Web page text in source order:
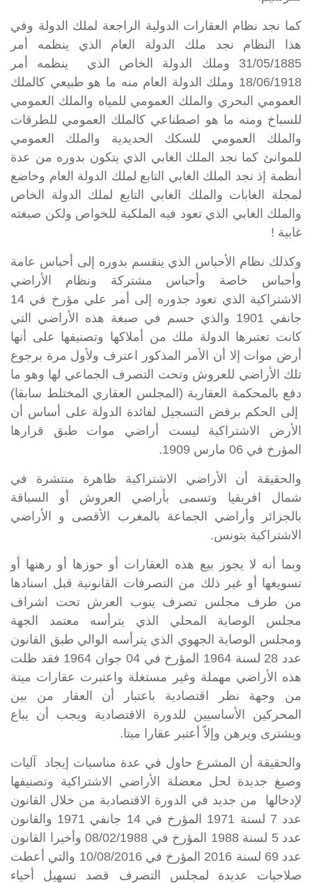
كما نجد نظام العقارات الدولية الراجعة لملك الدولة وفي
هذا النظام نجد ملك الدولة العام الذي ينظمه
أمر
31/05/1885 وملك الدولة الخاص الذي ينظمه أمر
18/06/1918 وملك الدولة العام منه ما هو طبيعي كالملك
العمومي البحري والملك العمومي للمياه والملك العمومي
للسباخ ومنه ما هو اصطناعي كالملك العمومي للطرقات
والملك العمومي للسكك الحديدية والملك العمومي
للموانئ كما نجد الملك الغابي الذي يتكون بدوره من عدة
أنظمة إذ نجد الملك الغابي التابع لملك الدولة العام وخاضع
لمجلة الغابات والملك الغابي التابع لملك الدولة الخاص
والملك الغابي الذي تعود فيه الملكية للخواص ولكن صبغته
غابية !
وكذلك نظام الأحباس الذي ينقسم بدوره إلى أحباس عامة
وأحباس خاصة وأحباس مشتركة ونظام الأراضي
الاشتراكية الذي تعود جذوره إلى أمر علي مؤرخ في 14
جانفي 1901 والذي حسم في صبغة هذه الأراضي التي
كانت تعتبرها الدولة ملك من أملاكها وتصنيفها على أنها
أرض موات إلا أن الأمر المذكور اعترف ولأول مرة برجوع
تلك الأراضي للعروش وتحت التصرف الجماعي لها وهو ما
دفع بالمحكمة العقارية (المجلس العقاري المختلط سابقا)
إلى الحكم برفض التسجيل لفائدة الدولة على أساس أن
الأرض الاشتراكية ليست أراضي موات طبق قرارها
المؤرخ في 06 مارس 1909.
والحقيقة أن الأراضي الاشتراكية ظاهرة منتشرة في
شمال افريقيا وتسمى بأراضي العروش أو السباقة
بالجزائر وأراضي الجماعة بالمغرب الأقصى و الأراضي
الاشتراكية بتونس.
وبما أنه لا يجوز بيع هذه العقارات أو حوزها أو رهنها أو
تسويغها أو غير ذلك من التصرفات القانونية قبل اسنادها
من طرف مجلس تصرف ينوب العرش تحت اشراف
مجلس الوصاية المحلي الذي يترأسه معتمد الجهة
ومجلس الوصاية الجهوي الذي يترأسه الوالي طبق
القانون
عدد 28 لسنة 1964 المؤرخ في 04 جوان 1964
فقد ظلت
هذه الأراضي مهملة وغير مستغلة واعتبرت عقارات ميتة
من وجهة نظر اقتصادية باعتبار أن العقار من بين
المحركين الأساسيين للدورة الاقتصادية ويجب أن يباع
ويشترى ويرهن وإلاّ أعتبر عقارا ميتا.
والحقيقة أن المشرع حاول في عدة مناسبات إيجاد آليات
وصيغ جديدة لحل معضلة الأراضي الاشتراكية وتصنيفها
لإدخالها من جديد في الدورة الاقتصادية من خلال
القانون
عدد 7 لسنة 1971 المؤرخ في 14 جانفي 1971
و القانون
عدد 5 لسنة 1988 المؤرخ في 08/02/1988
وأخيرا
القانون
عدد 69 لسنة 2016 المؤرخ في 10/08/2016
والتي أعطت
صلاحيات عديدة لمجلس التصرف قصد تسهيل أحياء